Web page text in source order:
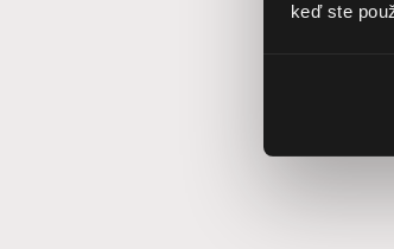
keď ste